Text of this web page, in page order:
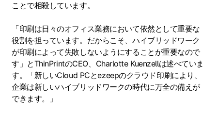
ことで相殺しています。
「印刷は日々のオフィス業務において依然として重要な
役割を担っています。だからこそ、ハイブリッドワーク
が印刷によって失敗しないようにすることが重要なので
す」とThinPrintのCEO、Charlotte Kuenzellは述べていま
す。「新しいCloud PCとezeepのクラウド印刷により、
企業は新しいハイブリッドワークの時代に万全の備えが
できます。」